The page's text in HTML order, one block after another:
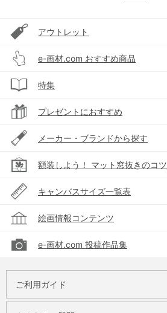
アウトレット
e-画材.com おすすめ商品
特集
プレゼントにおすすめ
メーカー・ブランドから探す
額装しよう！ マット窓抜きのコツ
キャンバスサイズ一覧表
絵画情報コンテンツ
e-画材.com 投稿作品集
ご利用ガイド